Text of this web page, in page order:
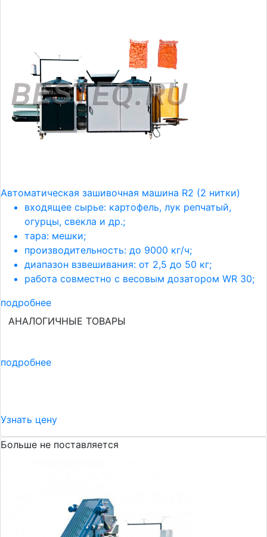
Автоматическая зашивочная машина R2 (2 нитки)
входящее сырье: картофель, лук репчатый,
огурцы, свекла и др.;
тара: мешки;
производительность: до 9000 кг/ч;
диапазон взвешивания: от 2,5 до 50 кг;
работа совместно с весовым дозатором WR 30;
подробнее
АНАЛОГИЧНЫЕ ТОВАРЫ
подробнее
Узнать цену
Больше не поставляется